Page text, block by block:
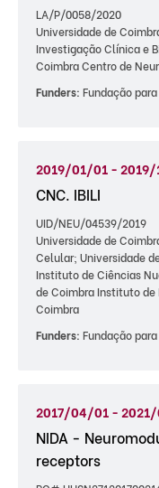
LA/P/0058/2020
Universidade de
Investigação Clínica e
Coimbra Centro de
Funders: Fundação
2019/01/01 - 2019/
CNC. IBILI
UID/NEU/04539/2019
Universidade de
Celular; Universidade
Instituto de Ciências
de Coimbra Instituto
Coimbra
Funders: Fundação
2017/04/01 -
NIDA -
receptors